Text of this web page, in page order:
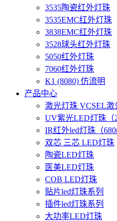
3535陶瓷红外灯珠
3535EMC红外灯珠
3838EMC红外灯珠
3528球头红外灯珠
5050红外灯珠
7060红外灯珠
K1 (8080) 仿流明
产品中心
激光灯珠 VCSEL激
UV紫光LED灯珠（
IR红外led灯珠（
双芯 三芯 LED灯珠
陶瓷LED灯珠
医美LED灯珠
COB LED灯珠
贴片led灯珠系列
插件led灯珠系列
大功率LED灯珠